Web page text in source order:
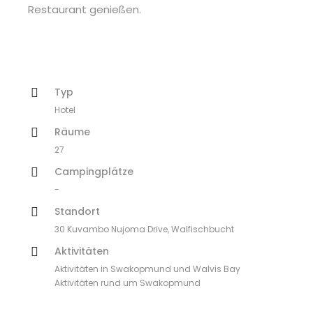
Restaurant genießen.
Typ
Hotel
Räume
27
Campingplätze
-
Standort
30 Kuvambo Nujoma Drive, Walfischbucht
Aktivitäten
Aktivitäten in Swakopmund und Walvis Bay
Aktivitäten rund um Swakopmund